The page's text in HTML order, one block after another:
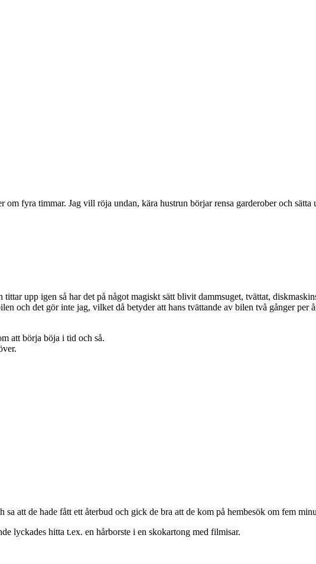
fyra timmar. Jag vill röja undan, kära hustrun börjar rensa garderober och
upp igen så har det på något magiskt sätt blivit dammsuget, tvättat,
och det gör inte jag, vilket då betyder att hans tvättande av bilen två gånger per
att börja böja i tid och så.
att de hade fått ett återbud och gick de bra att de kom på hembesök om fem
lyckades hitta t.ex. en hårborste i en skokartong med filmisar.